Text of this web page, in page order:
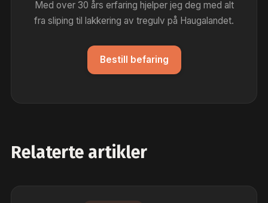
Med over 30 års erfaring hjelper jeg deg med alt
fra sliping til lakkering av tregulv på Haugalandet.
Bestill befaring
Relaterte artikler